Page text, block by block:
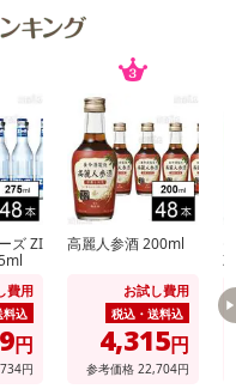
せん。
き、お届けする商品セット
みください。
分など含む）等により、
ど、お届け商品と多少異な
制度]の経過措置期間の終
原材料の表記が旧表記の場
みください。なお、本理由
換は対応いたしかねます。
ズ ZI
費用
料込
円
円
高麗人参酒 200ml
お試し費用
税込・送料込
4,315円
参考価格 22,704円